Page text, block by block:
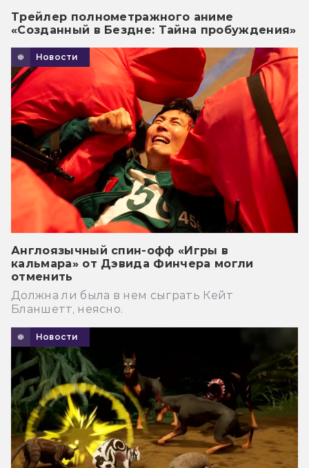
Трейлер полнометражного аниме
«Созданный в Бездне: Тайна пробуждения»
Новости
Англоязычный спин-офф «Игры в
кальмара» от Дэвида Финчера могли
отменить
Должна ли была в нем сыграть Кейт
Бланшетт, неясно.
Новости